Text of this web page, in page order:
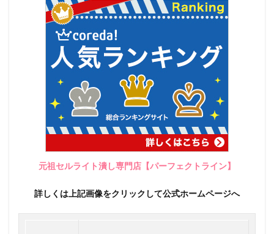
元祖セルライト潰し専門店【パーフェクトライン】
詳しくは上記画像をクリックして公式ホームページへ